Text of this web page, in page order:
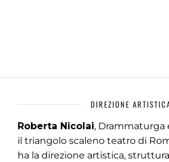
DIREZIONE
Roberta Nicolai, Drammaturga
il triangolo scaleno teatro di
ha la direzione artistica,